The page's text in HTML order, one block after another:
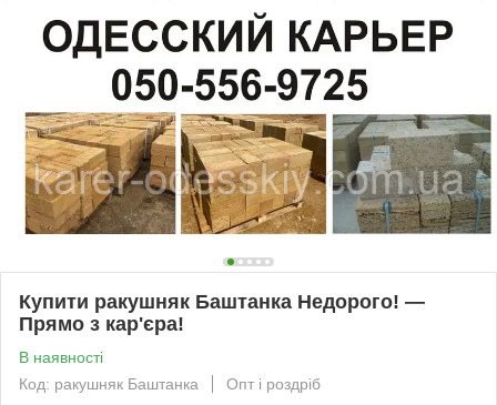
Купити ракушняк Баштанка Недорого! —
Прямо з кар'єра!
В наявності
Код: ракушняк Баштанка
Опт і роздріб